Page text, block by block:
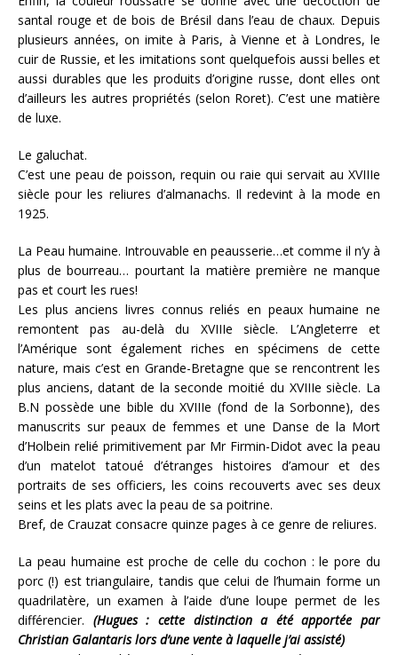
santal rouge et de bois de Brésil dans l’eau de chaux. Depuis
plusieurs années, on imite à Paris, à Vienne et à Londres, le
cuir de Russie, et les imitations sont quelquefois aussi belles et
aussi durables que les produits d’origine russe, dont elles ont
d’ailleurs les autres propriétés (selon Roret). C’est une matière
de luxe.
Le galuchat.
C’est une peau de poisson, requin ou raie qui servait au XVIIIe
siècle pour les reliures d’almanachs. Il redevint à la mode en
1925.
La Peau humaine. Introuvable en peausserie…et comme il n’y à
plus de bourreau… pourtant la matière première ne manque
pas et court les rues!
Les plus anciens livres connus reliés en peaux humaine ne
remontent pas au-delà du XVIIIe siècle. L’Angleterre et
l’Amérique sont également riches en spécimens de cette
nature, mais c’est en Grande-Bretagne que se rencontrent les
plus anciens, datant de la seconde moitié du XVIIIe siècle. La
B.N possède une bible du XVIIIe (fond de la Sorbonne), des
manuscrits sur peaux de femmes et une Danse de la Mort
d’Holbein relié primitivement par Mr Firmin-Didot avec la peau
d’un matelot tatoué d’étranges histoires d’amour et des
portraits de ses officiers, les coins recouverts avec ses deux
seins et les plats avec la peau de sa poitrine.
Bref, de Crauzat consacre quinze pages à ce genre de reliures.
La peau humaine est proche de celle du cochon : le pore du
porc (!) est triangulaire, tandis que celui de l’humain forme un
quadrilatère, un examen à l’aide d’une loupe permet de les
différencier. (Hugues : cette distinction a été apportée par
Christian Galantaris lors d’une vente à laquelle j’ai assisté)